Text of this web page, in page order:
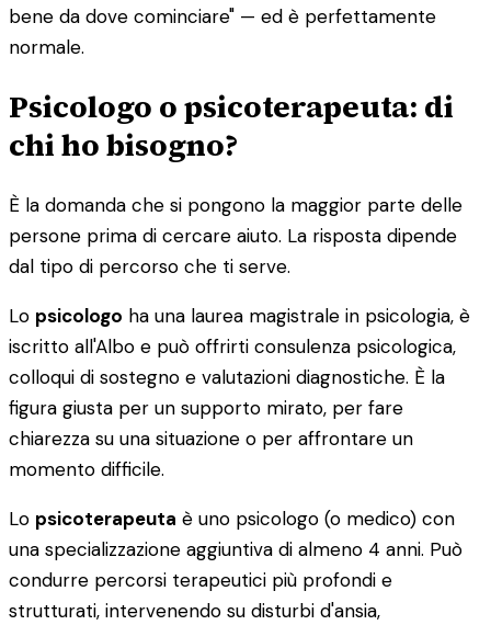
bene da dove cominciare" — ed è perfettamente
normale.
Psicologo o psicoterapeuta: di
chi ho bisogno?
È la domanda che si pongono la maggior parte delle
persone prima di cercare aiuto. La risposta dipende
dal tipo di percorso che ti serve.
Lo psicologo ha una laurea magistrale in psicologia, è
iscritto all'Albo e può offrirti consulenza psicologica,
colloqui di sostegno e valutazioni diagnostiche. È la
figura giusta per un supporto mirato, per fare
chiarezza su una situazione o per affrontare un
momento difficile.
Lo psicoterapeuta è uno psicologo (o medico) con
una specializzazione aggiuntiva di almeno 4 anni. Può
condurre percorsi terapeutici più profondi e
strutturati, intervenendo su disturbi d'ansia,